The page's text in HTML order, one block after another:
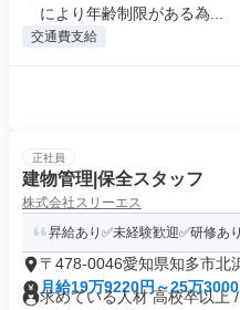
により年齢制限がある為...
交通費支給
正社員
建物管理|保全スタッフ
株式会社スリーエス
昇給あり✅未経験歓迎✅研修あ
〒478-0046愛知県知多市北
月給19万9220円～25万3000
求めている人材 高校卒以上